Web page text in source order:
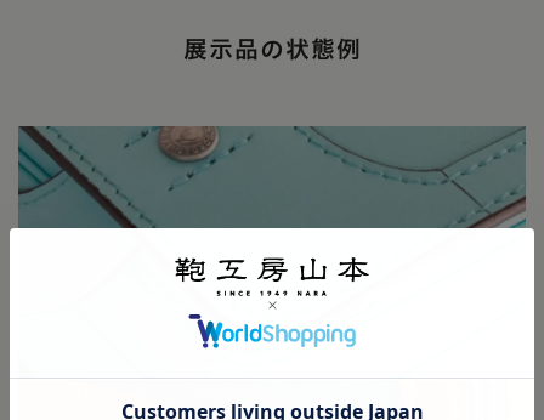
展示品の状態例